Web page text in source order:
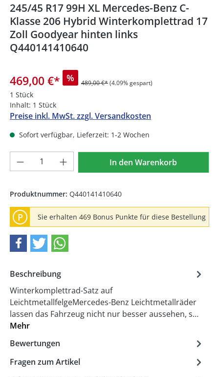
245/45 R17 99H XL Mercedes-Benz C-
Klasse 206 Hybrid Winterkomplettrad 17
Zoll Goodyear hinten links
Q440141410640
469,00 €* % 489,00 €*(4.09% gespart)
1 Stück
Inhalt: 1 Stück
Preise inkl. MwSt. zzgl. Versandkosten
Sofort verfügbar, Lieferzeit: 1-2 Wochen
Produkt Anzahl: Gib denIn den Warenkorb
Produktnummer: Q440141410640
P Sie erhalten 469 Bonus Punkte für diese Bestellung
Beschreibung
Winterkomplettrad-Satz auf
LeichtmetallfelgeMercedes-Benz Leichtmetallräder
lassen das Fahrzeug nicht nur besser aussehen, s…
Mehr
Bewertungen
Fragen zum Artikel